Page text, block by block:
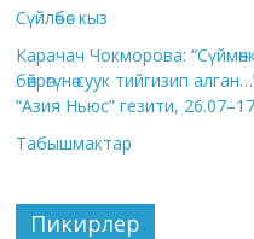
Сүйлөбөс кыз
Карачач Чокморова:
бөйрөгүнө суук тийгизип
“Азия Ньюс” гезити,
Табышмактар
Пикирлер